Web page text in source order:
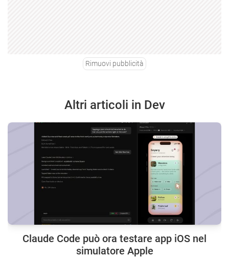
Rimuovi pubblicità
Altri articoli in Dev
Claude Code può ora testare app iOS nel
simulatore Apple